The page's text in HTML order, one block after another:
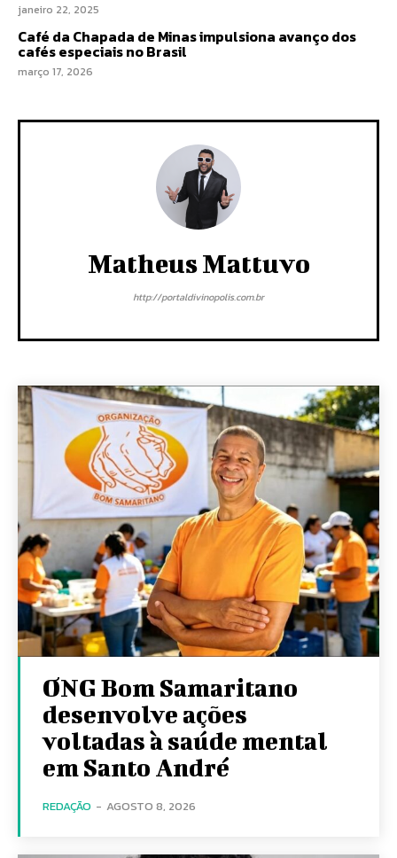
janeiro 22, 2025
Café da Chapada de Minas impulsiona avanço dos
cafés especiais no Brasil
março 17, 2026
Matheus Mattuvo
http://portaldivinopolis.com.br
ONG Bom Samaritano
desenvolve ações
voltadas à saúde mental
em Santo André
REDAÇÃO - AGOSTO 8, 2026